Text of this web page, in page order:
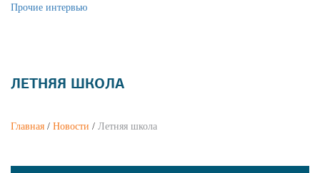
Прочие интервью
ЛЕТНЯЯ ШКОЛА
Главная / Новости / Летняя школа